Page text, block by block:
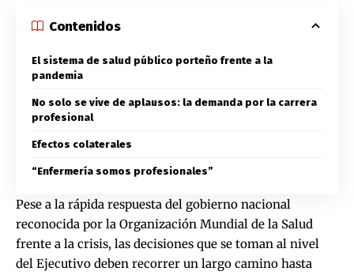
Contenidos
El sistema de salud público porteño frente a la
pandemia
No solo se vive de aplausos: la demanda por la carrera
profesional
Efectos colaterales
“Enfermería somos profesionales”
Pese a la rápida respuesta del gobierno nacional
reconocida por la Organización Mundial de la Salud
frente a la crisis, las decisiones que se toman al nivel
del Ejecutivo deben recorrer un largo camino hasta